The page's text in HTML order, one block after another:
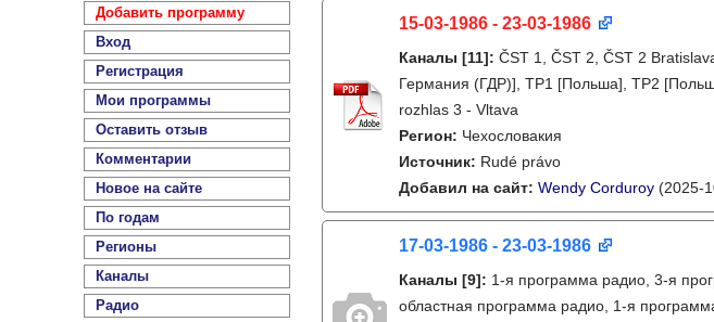
Добавить программу
Вход
Регистрация
Мои программы
Оставить отзыв
Комментарии
Новое на сайте
По годам
Регионы
Каналы
Радио
15-03-1986 - 23-03-1986
Каналы [11]: ČST 1, ČST 2, ČST 2
Германия (ГДР)], TP1 [Польша], TP2
rozhlas 3 - Vltava
Регион: Чехословакия
Источник: Rudé právo
Добавил на сайт: Wendy Corduroy (2025-
17-03-1986 - 23-03-1986
Каналы [9]: 1-я программа радио, 3-я
областная программа радио, 1-я